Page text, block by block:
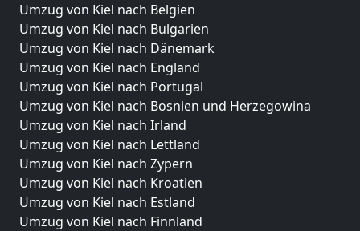
Umzug von Kiel nach Belgien
Umzug von Kiel nach Bulgarien
Umzug von Kiel nach Dänemark
Umzug von Kiel nach England
Umzug von Kiel nach Portugal
Umzug von Kiel nach Bosnien und Herzegowina
Umzug von Kiel nach Irland
Umzug von Kiel nach Lettland
Umzug von Kiel nach Zypern
Umzug von Kiel nach Kroatien
Umzug von Kiel nach Estland
Umzug von Kiel nach Finnland